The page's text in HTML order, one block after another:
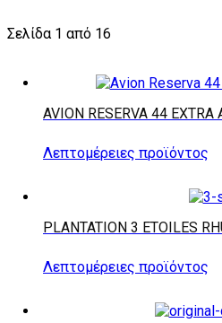
Σελίδα 1 από 16
AVION RESERVA 44 EXTRA
Λεπτομέρειες προϊόντος
PLANTATION 3 ETOILES
Λεπτομέρειες προϊόντος